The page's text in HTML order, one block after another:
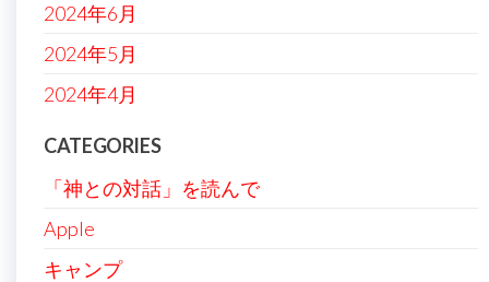
2024年6月
2024年5月
2024年4月
CATEGORIES
「神との対話」を読んで
Apple
キャンプ